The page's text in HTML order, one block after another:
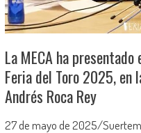
La MECA ha
Feria del Toro 2025, en
Andrés Roca Rey
27 de mayo de 2025/